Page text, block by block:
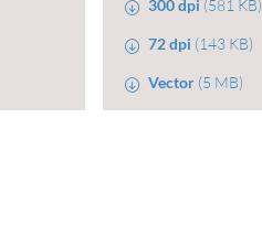
300 dpi (581 KB)
72 dpi (143 KB)
Vector (5 MB)